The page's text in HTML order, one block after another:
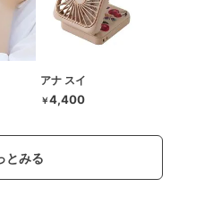
アナ スイ
￥4,400
とみる